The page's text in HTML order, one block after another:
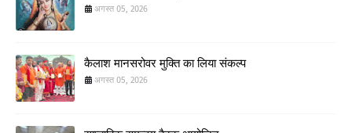
अगस्त 05, 2026
कैलाश मानसरोवर मुक्ति का लिया संकल्प
अगस्त 05, 2026